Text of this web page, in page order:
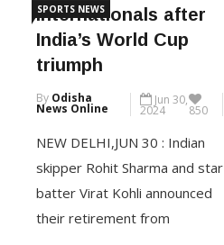
SPORTS NEWS
internationals after
India’s World Cup
triumph
By Odisha
News Online
Jun 30,
2024 850
NEW DELHI,JUN 30 : Indian
skipper Rohit Sharma and star
batter Virat Kohli announced
their retirement from